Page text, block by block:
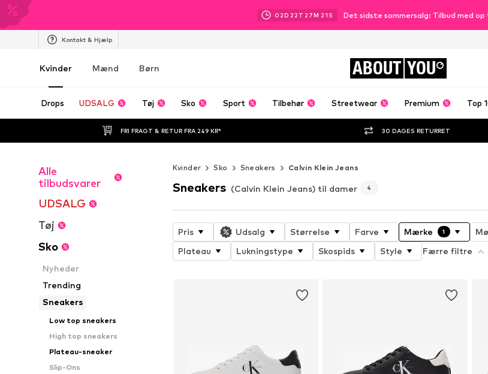
02D 22 T 27M 20S Det sidste sommersalg: Tilbud med
Kontakt & Hjælp
Kvinder Mænd Børn ABOUT YOU
Drops UDSALG Tøj Sko Sport Tilbehør Streetwear Premium Top
FRI FRAGT & RETUR FRA 249 KR* 30 DAGES RETURRET
Alle
tilbudsvarer
UDSALG
Tøj
Sko
Nyheder
Trending
Sneakers
Low top sneakers
High top sneakers
Plateau-sneaker
Slip-Ons
Kvinder Sko Sneakers Calvin Klein Jeans
Sneakers (Calvin Klein Jeans) til damer 4
Pris Udsalg Størrelse Farve Mærke 1
Plateau
Lukningstype Skospids Style Færre filtre